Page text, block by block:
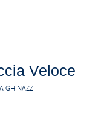
Veloce
GHINAZZI